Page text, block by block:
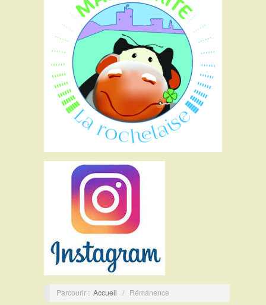
Parcourir : Accueil / Rémanence